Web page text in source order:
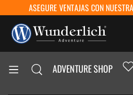
ASEGURE VENTAJAS CON
ADVENTURE SHOP